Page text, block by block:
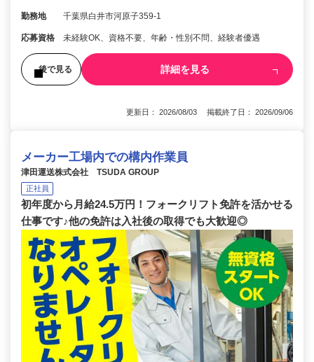
勤務地 千葉県白井市河原子359-1
応募資格 未経験OK、資格不要、年齢・性別不問、経験者優遇
後で見る 詳細を見る
更新日： 2026/08/03 掲載終了日： 2026/09/06
メーカー工場内での構内作業員
津田運送株式会社 TSUDA GROUP
正社員
初年度から月給24.5万円！フォークリフト免許を活かせる
仕事です♪他の免許は入社後の取得でも大歓迎◎